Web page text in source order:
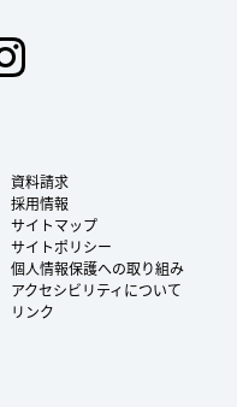
資料請求
採用情報
サイトマップ
サイトポリシー
個人情報保護への取り組み
アクセシビリティについて
リンク